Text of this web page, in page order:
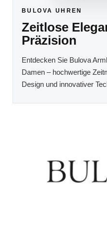
BULOVA UHREN
Zeitlose
Präzision
Entdecken Sie Bulova
Damen – hochwertige
Design und innovativer